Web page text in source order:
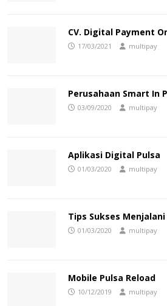
CV. Digital Payment
17/03/2021 multipay
Perusahaan Smart In
03/09/2020 multipay
Aplikasi Digital Pulsa
01/03/2020 multipay
Tips Sukses
01/03/2020 multipay
Mobile Pulsa Reload
10/12/2019 multipay